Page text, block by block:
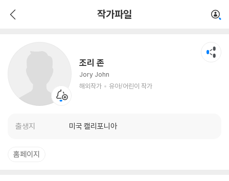
작가파일
조리 존
Jory John
해외작가
유아/어린이 작가
출생지 미국 캘리포니아
유아/어린이 작가
홈페이지